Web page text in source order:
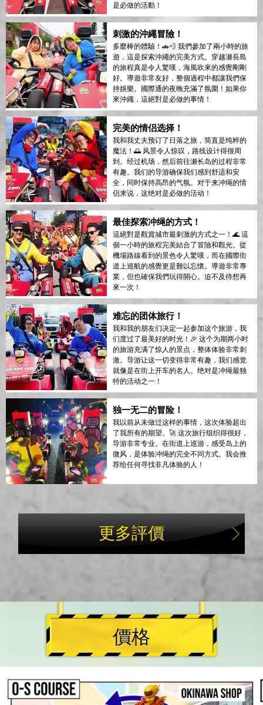
是必做的活動！
刺激的沖繩冒險！
多麼棒的體驗！🚗💨 我們參加了兩小時的旅
遊，這是探索沖繩的完美方式。穿越瀬長島
的旅程真是令人驚嘆，海風吹來的感覺剛剛
好。導遊非常友好，整個過程中都讓我們保
持娛樂。國際通的夜晚充滿了氛圍！如果你
來沖繩，這絕對是必做的事情！
完美的情侣选择！
我和我丈夫预订了日落之旅，简直是纯粹的
魔法！🌅 风景令人惊叹，路线设计得很周
到。经过机场，然后前往瀬长岛的过程非常
有趣。我们的导游确保我们感到舒适和安
全，同时保持高昂的气氛。对于来冲绳的情
侣来说，这绝对是必做的活动！
最佳探索冲绳的方式！
這絕對是觀賞城市最刺激的方式之一！🌊 這
個一小時的旅程完美結合了冒險和觀光。從
機場路線看到的景色令人驚嘆，而在國際街
道上巡航的感覺更是難以忘懷。導遊非常專
業，但也確保我們玩得開心。迫不及待想再
來一次！
难忘的团体旅行！
我和我的朋友们决定一起参加这个旅游，我
们度过了最美好的时光！🎉 这个为期两小时
的旅游充满了惊人的景点，整体体验非常刺
激。导游让这一切变得非常有趣，我们感觉
就像是在街上开车的名人。绝对是冲绳最独
特的活动之一！
独一无二的冒险！
我以前从未做过这样的事情，这次体验超出
了我所有的期望。🚀 这次旅行组织得很好，
导游非常专业。在街道上巡游，感受岛上的
微风，是体验冲绳的完全不同方式。我会推
荐给任何寻找非凡体验的人！
更多評價
價格